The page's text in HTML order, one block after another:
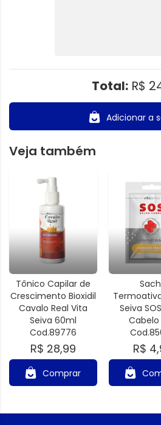
Total:R$
Adicionar a
Veja também
Tônico Capilar de
Crescimento Bioxidil
Cavalo Real Vita
Seiva 60ml
Cod.89776
R$ 28,99
Comprar
Seiva
Cabelo
R$